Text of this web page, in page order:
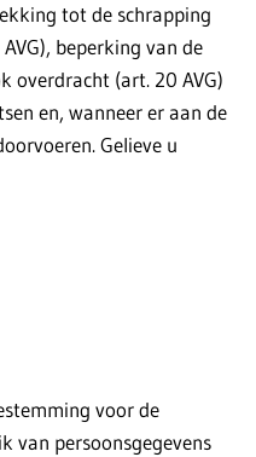
tot de schrapping
beperking van de
overdracht (art. 20 AVG)
en, wanneer er aan de
Gelieve u
voor de
van persoonsgegevens